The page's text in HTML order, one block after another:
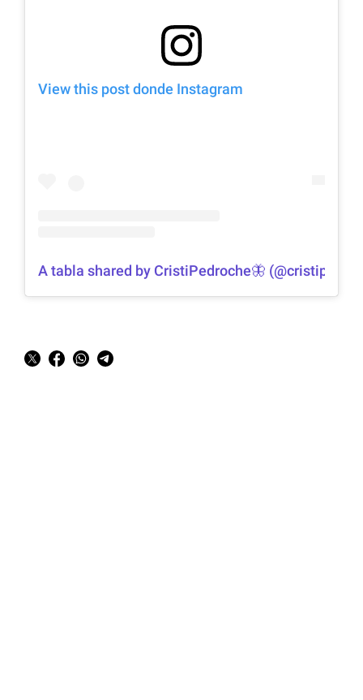
View this post donde Instagram
A tabla shared by CristiPedroche🦋